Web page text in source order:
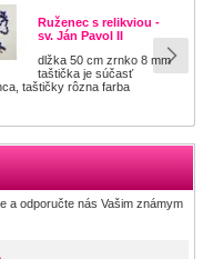
Ruženec s relikviou -
sv. Ján Pavol II
dlžka 50 cm zrnko 8 mm
taštička je súčasť
taštičky rôzna farba
a odporučte nás Vašim známym